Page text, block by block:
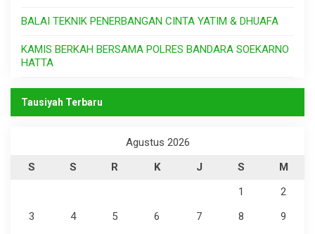
BALAI TEKNIK PENERBANGAN CINTA YATIM & DHUAFA
KAMIS BERKAH BERSAMA POLRES BANDARA SOEKARNO
HATTA
Tausiyah Terbaru
Agustus 2026
S
S R K J S
M
1
2
3
4 5 6 7 8
9